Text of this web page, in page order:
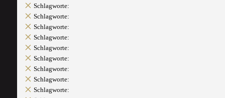
Schlagworte:
Schlagworte:
Schlagworte:
Schlagworte:
Schlagworte:
Schlagworte:
Schlagworte:
Schlagworte:
Schlagworte: